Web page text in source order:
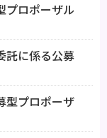
プロポーザル
託に係る公募
型プロポーザ